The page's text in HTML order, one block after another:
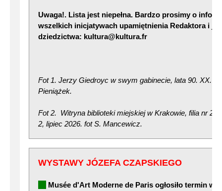
Uwaga!. Lista jest niepełna. Bardzo prosimy o
wszelkich inicjatywach upamiętnienia Redaktora i
dziedzictwa: kultura@kultura.fr
Fot 1. Jerzy Giedroyc w swym gabinecie, lata 90. XX.
Pieniążek.
Fot 2. Witryna biblioteki miejskiej w Krakowie, filia nr 22
2, lipiec 2026. fot S. Mancewicz.
WYSTAWY JÓZEFA CZAPSKIEGO
Musée d'Art Moderne de Paris ogłosiło termin